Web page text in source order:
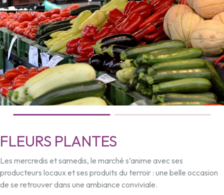
FLEURS PLANTES
Les mercredis et samedis, le marché s’anime avec ses
producteurs locaux et ses produits du terroir : une belle occasion
de se retrouver dans une ambiance conviviale.